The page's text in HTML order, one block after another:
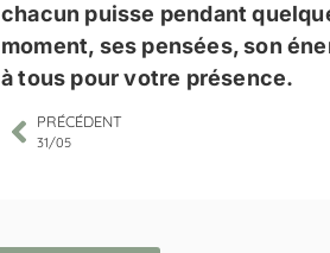
chacun puisse pendant
moment, ses pensées, son
à tous pour votre présence.
PRÉCÉDENT
31/05